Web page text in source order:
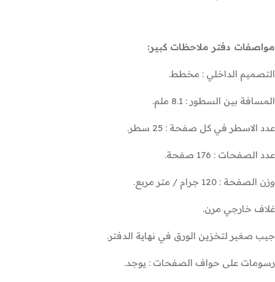
مواصفات دفتر ملاحظات كبير:
التصميم الداخلي : مخطط.
المسافة بين السطور : 8.1 ملم.
عدد الاسطر في كل صفحة : 25 سطر.
عدد الصفحات : 176 صفحة.
وزن الصفحة : 120 جرام / متر مربع.
غلاف خارجي مرن.
جيب صغير لتخزين الورق في نهاية الدفتر.
رسومات على حواف الصفحات : يوجد.